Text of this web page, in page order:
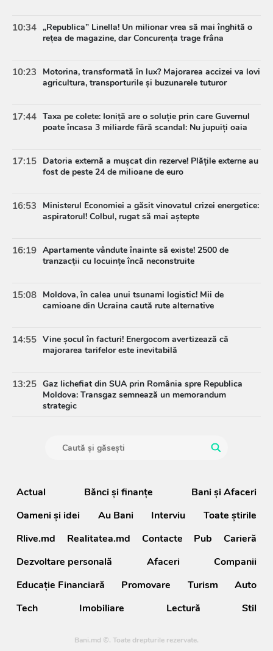
10:34 „Republica” Linella! Un milionar vrea să mai înghită o
rețea de magazine, dar Concurența trage frâna
10:23
Motorina, transformată în lux? Majorarea accizei va lovi
agricultura, transporturile și buzunarele tuturor
17:44 Taxa pe colete: Ioniță are o soluție prin care Guvernul
poate încasa 3 miliarde fără scandal: Nu jupuiți oaia
17:15 Datoria externă a mușcat din rezerve! Plățile externe au
fost de peste 24 de milioane de euro
16:53
Ministerul Economiei a găsit vinovatul crizei energetice:
aspiratorul! Colbul, rugat să mai aștepte
16:19 Apartamente vândute înainte să existe! 2500 de
tranzacții cu locuințe încă neconstruite
15:08 Moldova, în calea unui tsunami logistic! Mii de
camioane din Ucraina caută rute alternative
14:55 Vine șocul în facturi! Energocom avertizează că
majorarea tarifelor este inevitabilă
13:25 Gaz lichefiat din SUA prin România spre Republica
Moldova: Transgaz semnează un memorandum
strategic
Actual Bănci şi finanţe
Bani și Afaceri
Oameni şi idei
Au Bani Interviu
Toate știrile
Rlive.md
Realitatea.md Contacte Pub
Carieră
Dezvoltare personală
Afaceri
Companii
Educație Financiară
Promovare Turism
Auto
Tech
Imobiliare Lectură Stil
Bani.md ©. Toate drepturile rezervate.